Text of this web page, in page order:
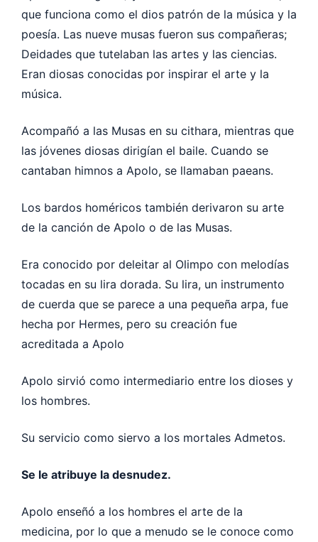
que funciona como el dios patrón de la música y la
poesía. Las nueve musas fueron sus compañeras;
Deidades que tutelaban las artes y las ciencias.
Eran diosas conocidas por inspirar el arte y la
música.
Acompañó a las Musas en su cithara, mientras que
las jóvenes diosas dirigían el baile. Cuando se
cantaban himnos a Apolo, se llamaban paeans.
Los bardos homéricos también derivaron su arte
de la canción de Apolo o de las Musas.
Era conocido por deleitar al Olimpo con melodías
tocadas en su lira dorada. Su lira, un instrumento
de cuerda que se parece a una pequeña arpa, fue
hecha por Hermes, pero su creación fue
acreditada a Apolo
Apolo sirvió como intermediario entre los dioses y
los hombres.
Su servicio como siervo a los mortales Admetos.
Se le atribuye la desnudez.
Apolo enseñó a los hombres el arte de la
medicina, por lo que a menudo se le conoce como